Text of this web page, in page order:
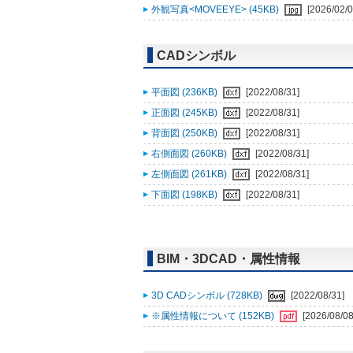
外観写真<MOVEEYE> (45KB)
[2026/02/
CADシンボル
平面図 (236KB)
[2022/08/31]
正面図 (245KB)
[2022/08/31]
背面図 (250KB)
[2022/08/31]
右側面図 (260KB)
[2022/08/31]
左側面図 (261KB)
[2022/08/31]
下面図 (198KB)
[2022/08/31]
BIM・3DCAD・属性情報
3D CADシンボル (728KB)
[2022/08/31]
※属性情報について (152KB)
[2026/08/